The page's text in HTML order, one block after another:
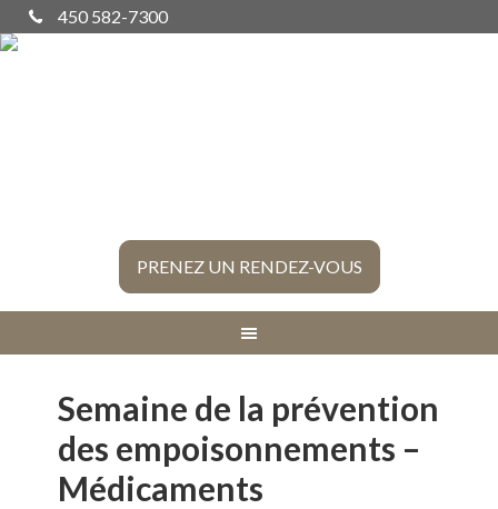
450 582-7300
PRENEZ UN RENDEZ-VOUS
Semaine de la prévention
des empoisonnements –
Médicaments